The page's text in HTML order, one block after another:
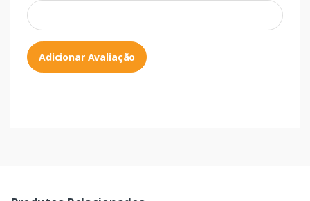
Adicionar Avaliação